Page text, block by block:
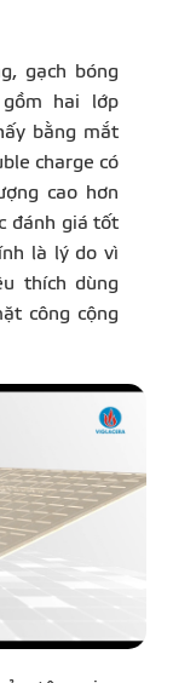
gạch bóng
hai lớp
bằng mắt
charge có
cao hơn
đánh giá tốt
là lý do vì
thích dùng
công cộng